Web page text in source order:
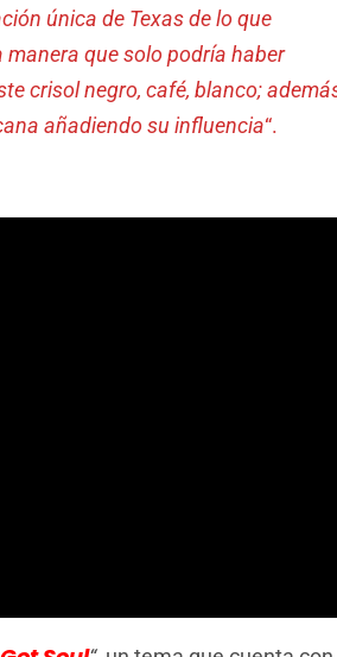
única de Texas de lo que
manera que solo podría haber
crisol negro, café, blanco;
añadiendo su influencia“.